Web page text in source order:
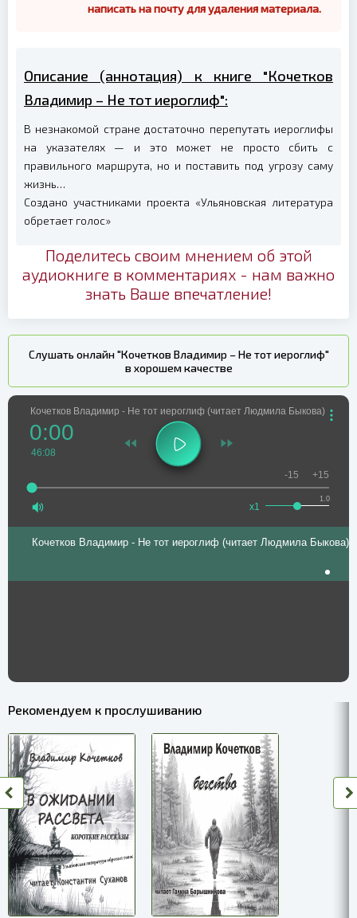
написать на почту для удаления материала.
Описание (аннотация) к книге "Кочетков
Владимир – Не тот иероглиф":
В незнакомой стране достаточно перепутать иероглифы
на указателях — и это может не просто сбить с
правильного маршрута, но и поставить под угрозу саму
жизнь…
Создано участниками проекта «Ульяновская литература
обретает голос»
Поделитесь своим мнением об этой
аудиокниге в комментариях - нам важно
знать Ваше впечатление!
Слушать онлайн "Кочетков Владимир – Не тот иероглиф"
в хорошем качестве
Кочетков Владимир - Не тот иероглиф (читает Людмила Быкова)
0:00
46:08
1.0
x1
-15 +15
Кочетков Владимир - Не тот иероглиф (читает Людмила Быкова)
Рекомендуем к прослушиванию